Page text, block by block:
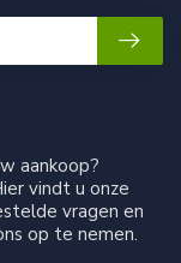
aankoop?
vindt u onze
vragen en
op te nemen.